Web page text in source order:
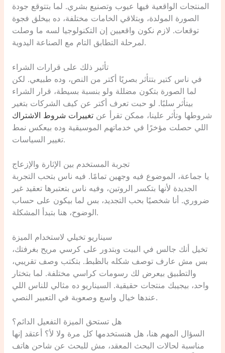
المنتجات الواقعية فيها عيوب وتصنيع بشري. لما بتتوقع جودة
الصورة المولدة، وبتلاقي الخامات مختلفة، ده بيخلق فجوة
توقعات. لازم نكون واقعيين إن التكنولوجيا لسه ما وصلت
لمرحلة التطابق التام مع الصناعة اليدوية.
تأثير ذلك على قرارات الشراء
في ناس كتير بتتأثر بصريًا أكتر من النص، وده طبيعي. لكن
لما الصورة بتكون مضللة ولو بنسبة بسيطة، قرار الشراء
بيتأثر سلبًا. لو حبت تعرف أكتر عن كيف الشركات بتغير
شروطها وتأثر علينا، ممكن تقرأ عنتغييرات شروط الاشتراك
اللي حصلت مؤخرًا في خدماتهم الموسيقية وده بيعكس نمط
تغيير السياسات.
تجربة المستخدم بين الإثارة والإزعاج
يا جماعة، الموضوع فيه وجهين تمامًا. فيه ناس بتحب التجربة
الجديدة لأنها بتكسر الروتين، وفيه ناس بتعتبرها تعقيد غير
ضروري. أنا شخصيًا بحب التجديد، بس لما بيكون على حساب
الوضوح، هنا بتبدأ المشكلة.
سيناريو تخيلي لاستخدام الميزة
تخيل أنك جالس في البيت وبتدور على كرسي مريح بغرفتك،
بس مش عارف توصف شكله بالظبط. بتكتب وصف تقريبي،
والتطبيق بيعرض لك رسومات كراسي مختلفة. لما بتختار
واحد، بيجيبك منتجات حقيقية. السيناريو ده مثالي للناس اللي
عندها خيال واسع وصعوبة في التعبير النصي.
هل تستحق الميزة التفعيل الدائم؟
السؤال المهم هنا، هل هنستخدمها كل مرة ولا لأ؟ أعتقد إنها
مناسبة لحالات البحث المعقد، مش للبحث عن شاحن هاتف